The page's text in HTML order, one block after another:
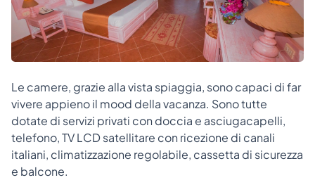
Le camere, grazie alla vista spiaggia, sono capaci di far
vivere appieno il mood della vacanza. Sono tutte
dotate di servizi privati con doccia e asciugacapelli,
telefono, TV LCD satellitare con ricezione di canali
italiani, climatizzazione regolabile, cassetta di sicurezza
e balcone.